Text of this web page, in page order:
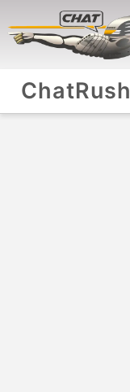
ChatRush